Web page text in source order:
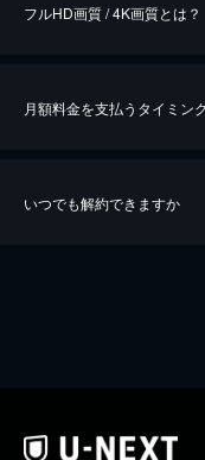
※40％ポイント還元の対象は、
フルHD画質 / 4K画質とは？
月額料金を支払うタイミン
いつでも解約できますか